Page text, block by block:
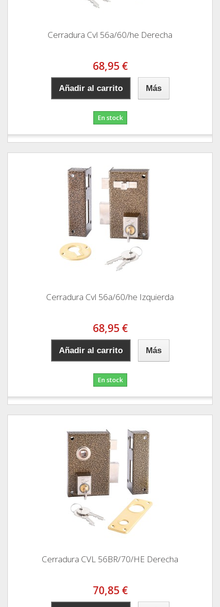
Cerradura Cvl 56a/60/he Derecha
68,95 €
Añadir al carrito Más
En stock
Cerradura Cvl 56a/60/he Izquierda
68,95 €
Añadir al carrito Más
En stock
Cerradura CVL 56BR/70/HE Derecha
70,85 €